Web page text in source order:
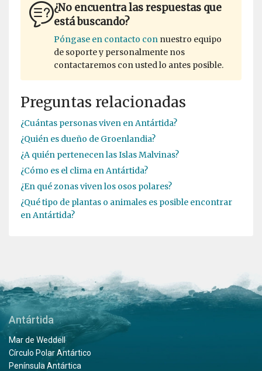
¿No encuentra las respuestas que
está buscando?
Póngase en contacto con nuestro equipo
de soporte y personalmente nos
contactaremos con usted lo antes posible.
Preguntas relacionadas
¿Cuántas personas viven en Antártida?
¿Quién es dueño de Groenlandia?
¿A quién pertenecen las Islas Malvinas?
¿Cómo es el clima en Antártida?
¿En qué zonas viven los osos polares?
¿Qué tipo de plantas o animales es posible encontrar
en Antártida?
Antártida
Mar de Weddell
Círculo Polar Antártico
Península Antártica